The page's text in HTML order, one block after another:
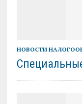
НОВОСТИ